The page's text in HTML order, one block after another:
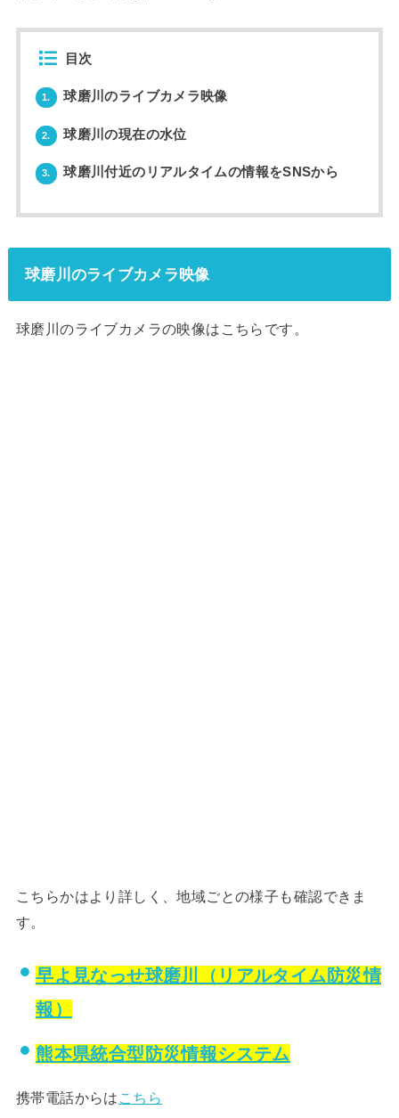
目次
1. 球磨川のライブカメラ映像
2. 球磨川の現在の水位
3. 球磨川付近のリアルタイムの情報をSNSから
球磨川のライブカメラ映像
球磨川のライブカメラの映像はこちらです。
こちらかはより詳しく、地域ごとの様子も確認できま
す。
早よ見なっせ球磨川（リアルタイム防災情
報）
熊本県統合型防災情報システム
携帯電話からは こちら